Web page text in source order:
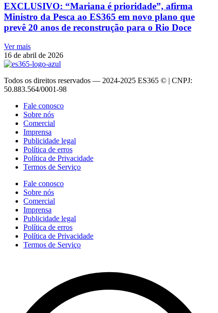
EXCLUSIVO: “Mariana é prioridade”, afirma
Ministro da Pesca ao ES365 em novo plano que
prevê 20 anos de reconstrução para o Rio Doce
Ver mais
16 de abril de 2026
Todos os direitos reservados — 2024-2025 ES365 © | CNPJ:
50.883.564/0001-98
Fale conosco
Sobre nós
Comercial
Imprensa
Publicidade legal
Política de erros
Política de Privacidade
Termos de Serviço
Fale conosco
Sobre nós
Comercial
Imprensa
Publicidade legal
Política de erros
Política de Privacidade
Termos de Serviço